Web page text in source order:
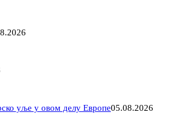
уље у овом делу Европе05.08.2026